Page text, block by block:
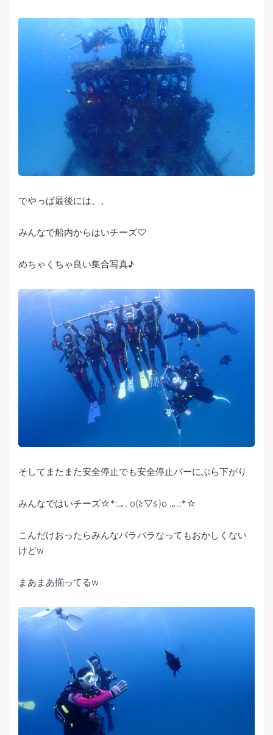
でやっぱ最後には、、
みんなで船内からはいチーズ♡
めちゃくちゃ良い集合写真♪
そしてまたまた安全停止でも安全停止バーにぶら下がり
みんなではいチーズ☆*:.｡. o(≧▽≦)o .｡.:*☆
こんだけおったらみんなバラバラなってもおかしくない
けどw
まあまあ揃ってるw